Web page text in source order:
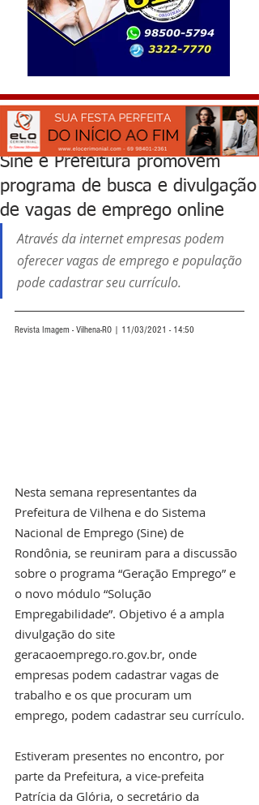
Sine e Prefeitura promovem
programa de busca e divulgação
de vagas de emprego online
Através da internet empresas podem
oferecer vagas de emprego e população
pode cadastrar seu currículo.
Revista Imagem - Vilhena-RO | 11/03/2021 - 14:50
Nesta semana representantes da
Prefeitura de Vilhena e do Sistema
Nacional de Emprego (Sine) de
Rondônia, se reuniram para a discussão
sobre o programa “Geração Emprego” e
o novo módulo “Solução
Empregabilidade”. Objetivo é a ampla
divulgação do site
geracaoemprego.ro.gov.br, onde
empresas podem cadastrar vagas de
trabalho e os que procuram um
emprego, podem cadastrar seu currículo.
Estiveram presentes no encontro, por
parte da Prefeitura, a vice-prefeita
Patrícia da Glória, o secretário da